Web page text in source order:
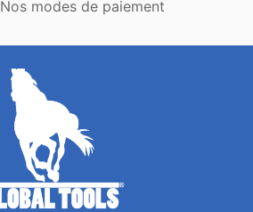
Nos modes de paiement